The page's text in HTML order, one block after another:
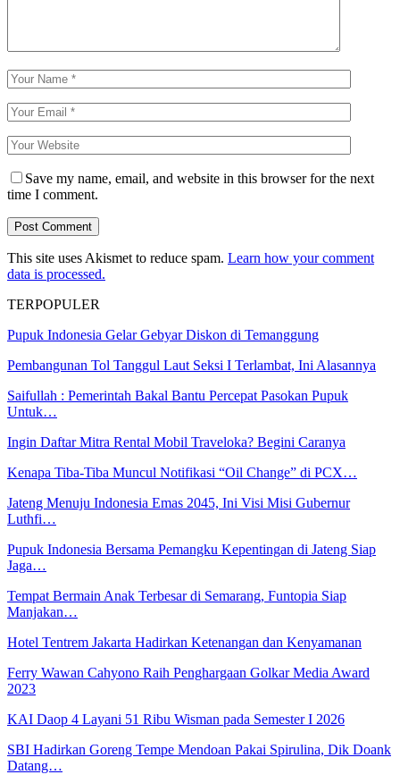
Save my name, email, and website in this browser for the next
time I comment.
This site uses Akismet to reduce spam. Learn how your comment
data is processed.
TERPOPULER
Pupuk Indonesia Gelar Gebyar Diskon di Temanggung
Pembangunan Tol Tanggul Laut Seksi I Terlambat, Ini Alasannya
Saifullah : Pemerintah Bakal Bantu Percepat Pasokan Pupuk
Untuk…
Ingin Daftar Mitra Rental Mobil Traveloka? Begini Caranya
Kenapa Tiba-Tiba Muncul Notifikasi “Oil Change” di PCX…
Jateng Menuju Indonesia Emas 2045, Ini Visi Misi Gubernur
Luthfi…
Pupuk Indonesia Bersama Pemangku Kepentingan di Jateng Siap
Jaga…
Tempat Bermain Anak Terbesar di Semarang, Funtopia Siap
Manjakan…
Hotel Tentrem Jakarta Hadirkan Ketenangan dan Kenyamanan
Ferry Wawan Cahyono Raih Penghargaan Golkar Media Award
2023
KAI Daop 4 Layani 51 Ribu Wisman pada Semester I 2026
SBI Hadirkan Goreng Tempe Mendoan Pakai Spirulina, Dik Doank
Datang…